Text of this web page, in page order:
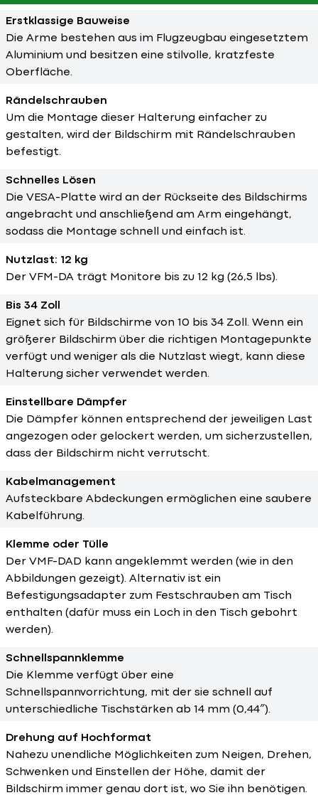
Erstklassige Bauweise
Die Arme bestehen aus im Flugzeugbau eingesetztem
Aluminium und besitzen eine stilvolle, kratzfeste
Oberfläche.
Rändelschrauben
Um die Montage dieser Halterung einfacher zu
gestalten, wird der Bildschirm mit Rändelschrauben
befestigt.
Schnelles Lösen
Die VESA-Platte wird an der Rückseite des Bildschirms
angebracht und anschließend am Arm eingehängt,
sodass die Montage schnell und einfach ist.
Nutzlast: 12 kg
Der VFM-DA trägt Monitore bis zu 12 kg (26,5 lbs).
Bis 34 Zoll
Eignet sich für Bildschirme von 10 bis 34 Zoll. Wenn ein
größerer Bildschirm über die richtigen Montagepunkte
verfügt und weniger als die Nutzlast wiegt, kann diese
Halterung sicher verwendet werden.
Einstellbare Dämpfer
Die Dämpfer können entsprechend der jeweiligen Last
angezogen oder gelockert werden, um sicherzustellen,
dass der Bildschirm nicht verrutscht.
Kabelmanagement
Aufsteckbare Abdeckungen ermöglichen eine saubere
Kabelführung.
Klemme oder Tülle
Der VMF-DAD kann angeklemmt werden (wie in den
Abbildungen gezeigt). Alternativ ist ein
Befestigungsadapter zum Festschrauben am Tisch
enthalten (dafür muss ein Loch in den Tisch gebohrt
werden).
Schnellspannklemme
Die Klemme verfügt über eine
Schnellspannvorrichtung, mit der sie schnell auf
unterschiedliche Tischstärken ab 14 mm (0,44″).
Drehung auf Hochformat
Nahezu unendliche Möglichkeiten zum Neigen, Drehen,
Schwenken und Einstellen der Höhe, damit der
Bildschirm immer genau dort ist, wo Sie ihn benötigen.